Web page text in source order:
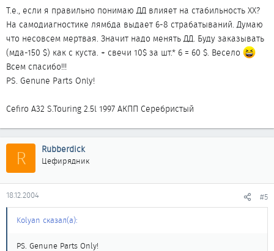
Т.е., если я правильно понимаю ДД влияет на стабильность ХХ?
На самодиагностике лямбда выдает 6-8 страбатываний. Думаю
что несовсем мертвая. Значит надо менять ДД. Буду заказывать
(мда-150 $) как с куста. + свечи 10$ за шт.* 6 = 60 $. Весело
Всем спасибо!!!
PS. Genune Parts Only!
Cefiro A32 S.Touring 2.5l 1997 АКПП Серебристый
R Rubberdick
Цефирядник
18.12.2004 #5
Kolyan сказал(а):
PS. Genune Parts Only!